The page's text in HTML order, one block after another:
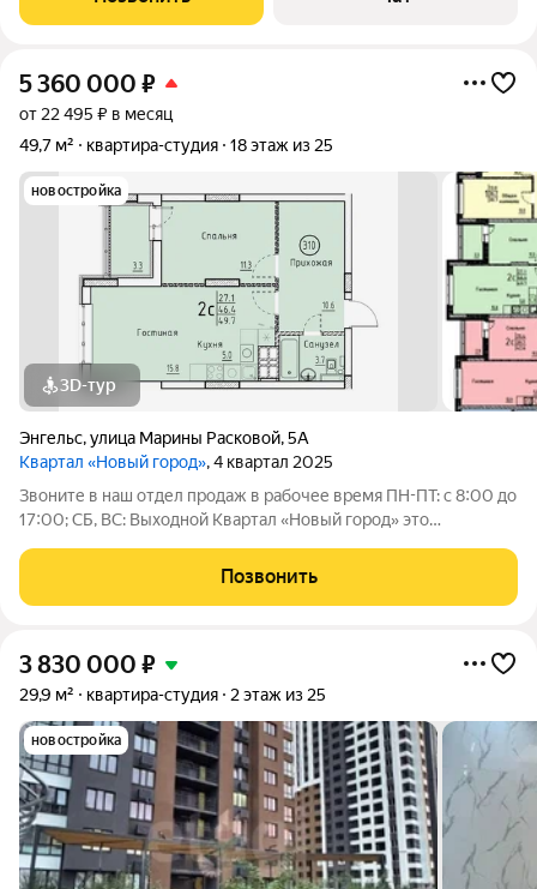
вид на Волгу. Хороший
5 360 000 ₽
от 22 495 ₽ в месяц
49,7 м²
квартира-студия 18 этаж из 25
новостройка
3D-тур
Энгельс,улица Марины Расковой,5А
Квартал «Новый город», 4 квартал 2025
Звоните в наш отдел продаж в рабочее время ПН-ПТ: с 8:00 до
17:00; СБ, ВС: Выходной Квартал «Новый город» это
семьи. Проект развивается по концепции «город в городе», где
всё необходимое
Позвонить
3 830 000 ₽
29,9 м² квартира-студия 2 этаж из 25
новостройка